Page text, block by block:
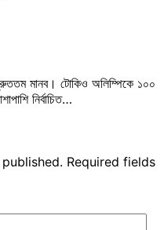
মানব। টোকিও অলিম্পিকে ১০০
নির্বাচিত…
Required fields